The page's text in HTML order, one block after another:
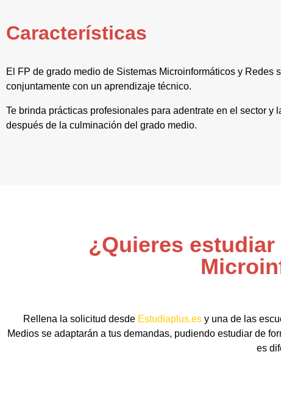
Características
El FP de grado medio de Sistemas Microinformáticos y Redes
conjuntamente con un aprendizaje técnico.
Te brinda prácticas profesionales para adentrate en el sector y
después de la culminación del grado medio.
¿Quieres
Rellena la solicitud desde Estudiaplus.esy una de las
Medios se adaptarán a tus demandas, pudiendo estudiar de
es